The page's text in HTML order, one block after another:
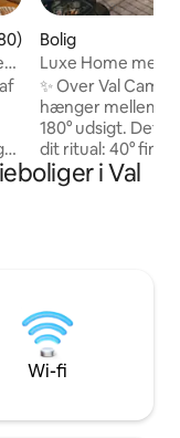
5 i gennemsnitlig
Bolig
Luxe Home med
sauna i bjergene
✨ Over Val
hænger mellem
180° udsigt. Det
dit ritual: 40° finsk
under stjernerne. 🛏️ Kingsize-suite +
ferie, der skal
lys, træ og alpint
øjnene og tiden,
for dig.
i Val
Wi-fi